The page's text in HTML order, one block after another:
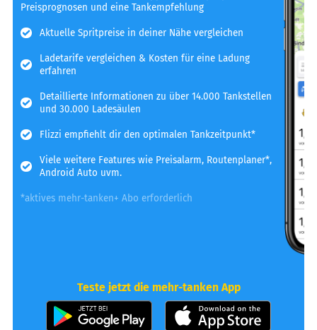
Preisprognosen und eine Tankempfehlung
Aktuelle Spritpreise in deiner Nähe vergleichen
Ladetarife vergleichen & Kosten für eine Ladung
erfahren
Detaillierte Informationen zu über 14.000 Tankstellen
und 30.000 Ladesäulen
Flizzi empfiehlt dir den optimalen Tankzeitpunkt*
Viele weitere Features wie Preisalarm, Routenplaner*,
Android Auto uvm.
*aktives mehr-tanken+ Abo erforderlich
Teste jetzt die mehr-tanken App